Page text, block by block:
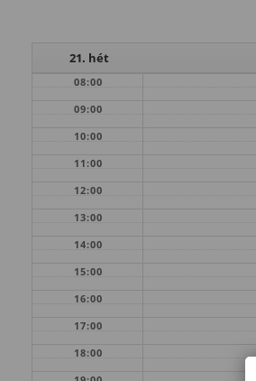
21. hét
08:00
09:00
10:00
11:00
12:00
13:00
14:00
15:00
16:00
17:00
18:00